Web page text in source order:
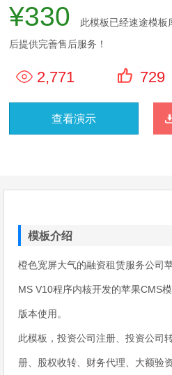
¥330
此模板已经速途模板
后提供完善售后服务！
2,771 729
查看演示
模板介绍
橙色宽屏大气的融资租赁服务公司
MS V10程序内核开发的苹果CMS
版本使用。
此模板，投资公司注册、投资公司
册、股权收转、财务代理、大额验